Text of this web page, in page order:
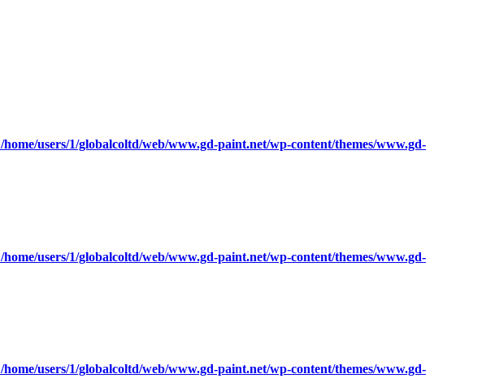
/home/users/1/globalcoltd/web/www.gd-paint.net/wp-content/themes/www.gd-
/home/users/1/globalcoltd/web/www.gd-paint.net/wp-content/themes/www.gd-
/home/users/1/globalcoltd/web/www.gd-paint.net/wp-content/themes/www.gd-